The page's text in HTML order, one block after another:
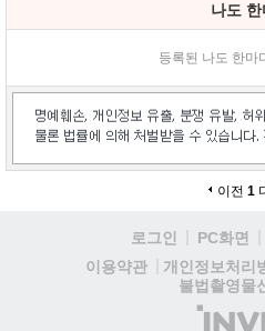
나도 한
등록된 나도 한마
이전 1
로그인 PC화면
이용약관
개인정보처리
불법촬영물
(